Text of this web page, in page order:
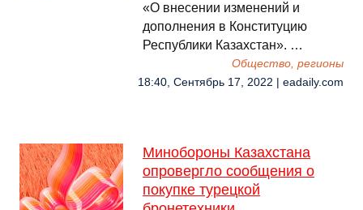
«О внесении изменений и
дополнения в Конституцию
Республики Казахстан». …
Общество, регионы
18:40, Сентябрь 17, 2022 | eadaily.com
Минобороны Казахстана
опровергло сообщения о
покупке турецкой